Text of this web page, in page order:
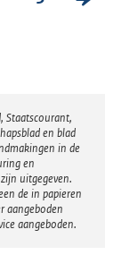
Staatscourant,
en blad
in de
en
uitgegeven.
de in papieren
aangeboden
aangeboden.